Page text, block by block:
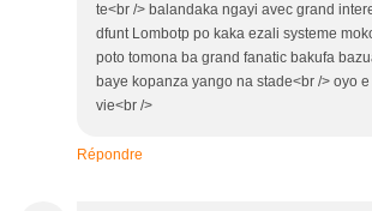
te<br /> balandaka ngayi avec grand
dfunt Lombotp po kaka ezali systeme
poto tomona ba grand fanatic bakufa
baye kopanza yango na stade<br /> oyo
vie<br />
Répondre